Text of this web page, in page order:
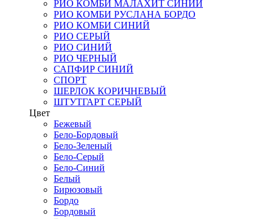
РИО КОМБИ МАЛАХИТ СИНИЙ
РИО КОМБИ РУСЛАНА БОРДО
РИО КОМБИ СИНИЙ
РИО СЕРЫЙ
РИО СИНИЙ
РИО ЧЕРНЫЙ
САПФИР СИНИЙ
СПОРТ
ШЕРЛОК КОРИЧНЕВЫЙ
ШТУТГАРТ СЕРЫЙ
Цвет
Бежевый
Бело-Бордовый
Бело-Зеленый
Бело-Серый
Бело-Синий
Белый
Бирюзовый
Бордо
Бордовый